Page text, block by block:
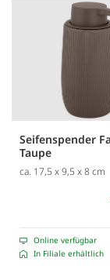
Seifenspender
Taupe
ca. 17,5 x 9,5 x 8 cm
Online verfügbar
In Filiale erhältlich